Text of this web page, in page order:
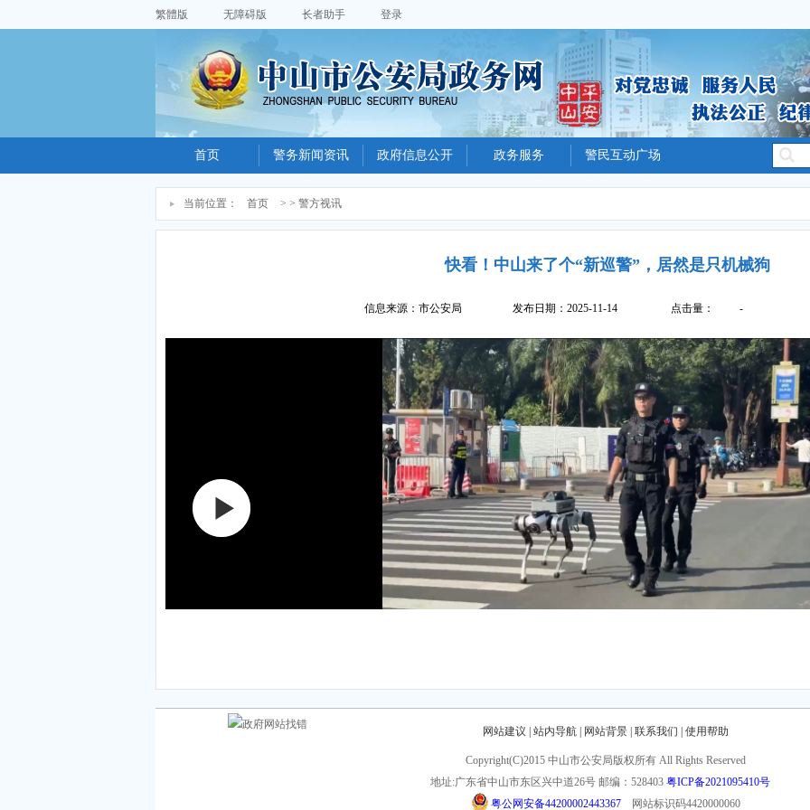
繁體版 无障碍版 长者助手 登录
首页 警务新闻资讯 政府信息公开 政务服务 警民互动广场
当前位置： 首页 > > 警方视讯
快看！中山来了个“新巡警”，居然是只机械狗
信息来源：市公安局 发布日期：2025-11-14 点击量： -
网站建议 站内导航 网站背景 联系我们 使用帮助
Copyright(C)2015 中山市公安局版权所有 All Rights Reserved
地址:广东省中山市东区兴中道26号 邮编：528403 粤ICP备2021095410号
粤公网安备44200002443367 网站标识码4420000060